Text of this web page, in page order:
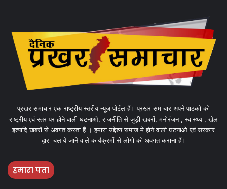
प्रखर समाचार एक राष्ट्रीय स्तरीय न्यूज़ पोर्टल हैं। प्रखर समाचार अपने पाठको को
राष्ट्रीय एवं स्तर पर होने वाली घटनाओ, राजनीति से जुड़ी खबरों, मनोरंजन , स्वास्थ्य , खेल
इत्यादि खबरों से अवगत करता हैं । हमारा उद्देश्य समाज मे होने वाली घटनाओ एवं सरकार
द्वारा चलाये जाने वाले कार्यक्रमों से लोगो को अवगत कराना हैं।
हमारा पता